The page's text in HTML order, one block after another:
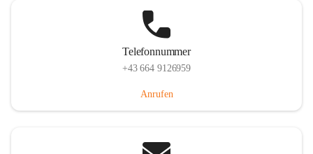
Telefonnummer
+43 664 9126959
Anrufen